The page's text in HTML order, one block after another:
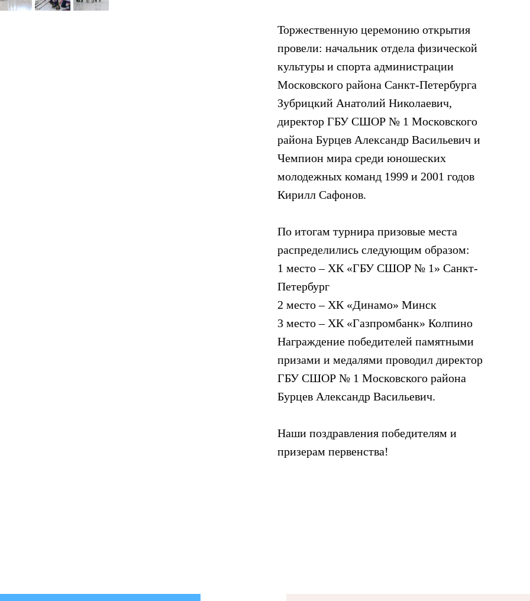
Торжественную церемонию открытия
провели: начальник отдела физической
культуры и спорта администрации
Московского района Санкт-Петербурга
Зубрицкий Анатолий Николаевич,
директор ГБУ СШОР № 1 Московского
района Бурцев Александр Васильевич и
Чемпион мира среди юношеских
молодежных команд 1999 и 2001 годов
Кирилл Сафонов.
По итогам турнира призовые места
распределились следующим образом:
1 место – ХК «ГБУ СШОР № 1» Санкт-
Петербург
2 место – ХК «Динамо» Минск
3 место – ХК «Газпромбанк» Колпино
Награждение победителей памятными
призами и медалями проводил директор
ГБУ СШОР № 1 Московского района
Бурцев Александр Васильевич.
Наши поздравления победителям и
призерам первенства!